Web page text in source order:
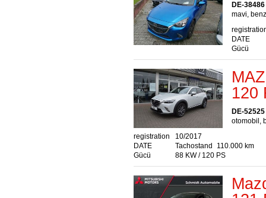
DE-
mavi,
DATE
Gücü
120
DE-
otomobil,
registration
DATE
10/2017
Tachostand
110.000 km
Gücü
88 KW / 120 PS